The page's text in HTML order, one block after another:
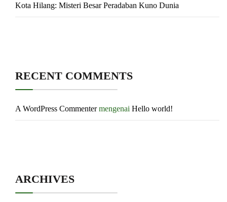
Kota Hilang: Misteri Besar Peradaban Kuno Dunia
RECENT COMMENTS
A WordPress Commentermengenai Hello world!
ARCHIVES